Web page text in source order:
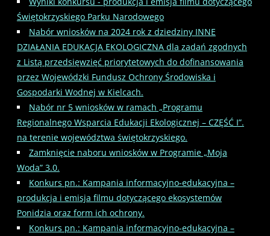
Świętokrzyskiego Parku Narodowego
Nabór wniosków na 2024 rok z dziedziny INNE
DZIAŁANIA EDUKACJA EKOLOGICZNA dla zadań zgodnych
z Listą przedsięwzięć priorytetowych do dofinansowania
przez Wojewódzki Fundusz Ochrony Środowiska i
Gospodarki Wodnej w Kielcach.
Nabór nr 5 wniosków w ramach „Programu
Regionalnego Wsparcia Edukacji Ekologicznej – CZĘŚĆ I”.
na terenie województwa świętokrzyskiego.
Zamknięcie naboru wniosków w Programie „Moja
Woda” 3.0.
Konkurs pn.: Kampania informacyjno-edukacyjna –
produkcja i emisja filmu dotyczącego ekosystemów
Ponidzia oraz form ich ochrony.
Konkurs pn.: Kampania informacyjno-edukacyjna –